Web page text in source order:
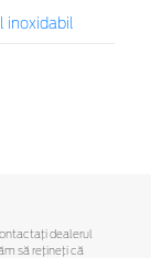
inoxidabil
dealerul
să reţineţi că